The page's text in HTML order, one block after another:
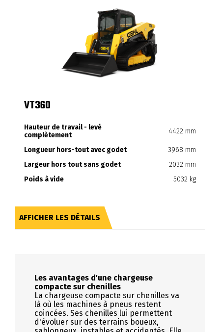
VT360
Hauteur de travail - levé
complètement
4422 mm
Longueur hors-tout avec godet
3968 mm
Largeur hors tout sans godet
2032 mm
Poids à vide
5032 kg
AFFICHER LES DÉTAILS
Les avantages d'une chargeuse
compacte sur chenilles
La chargeuse compacte sur chenilles va
là où les machines à pneus restent
coincées. Ses chenilles lui permettent
d'évoluer sur des terrains boueux,